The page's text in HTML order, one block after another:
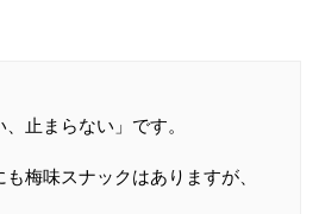
止まらない」です。
梅味スナックはありますが、